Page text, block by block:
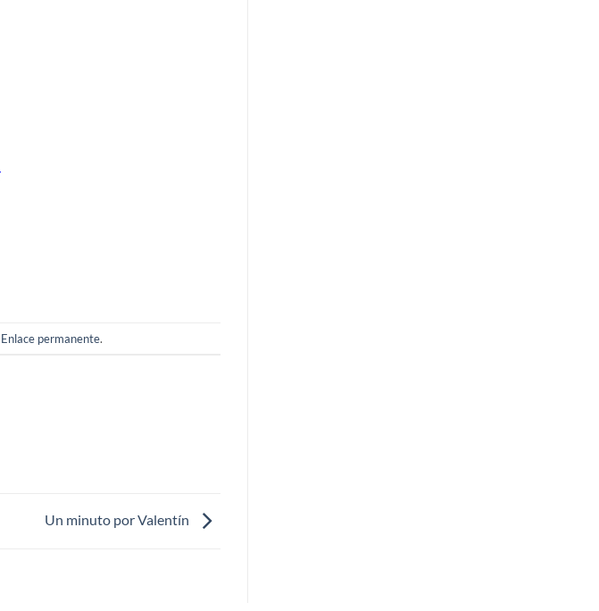
Enlace permanente.
Un minuto por Valentín